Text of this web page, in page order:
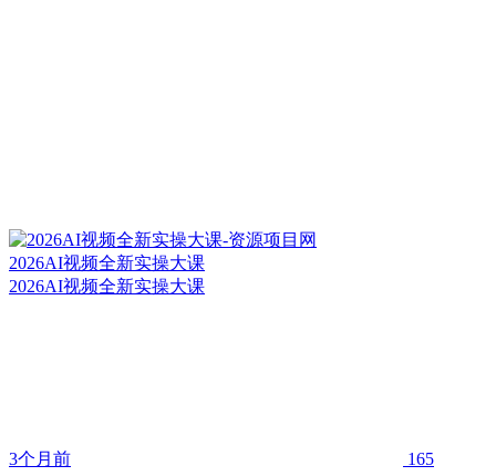
2026AI视频全新实操大课
2026AI视频全新实操大课
3个月前 165